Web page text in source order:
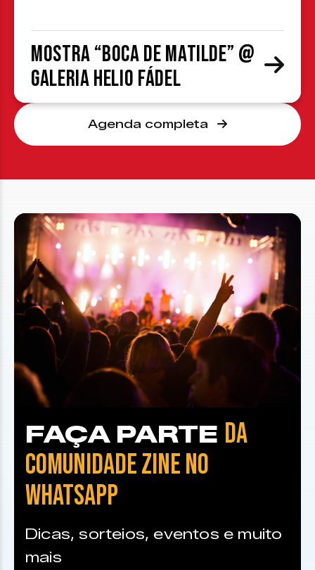
Mostra “Boca de Matilde” @
Galeria Helio Fádel
Agenda completa
FAÇA PARTE DA
COMUNIDADE ZINE NO
WHATSAPP
Dicas, sorteios, eventos e muito
mais